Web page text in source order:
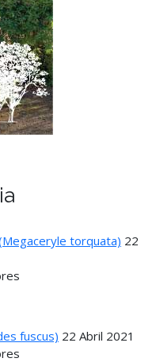
torquata) 22
fuscus) 22 Abril 2021